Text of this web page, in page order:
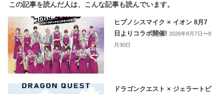
この記事を読んだ人は、こんな記事も読んでいます。
ヒプノシスマイク × イオン 8月7
日よりコラボ開催!2026年8月7日〜8
月30日
ドラゴンクエスト × ジェラートピ